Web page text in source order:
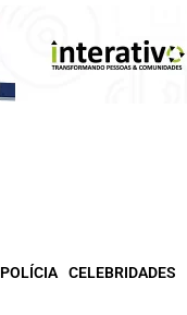
POLÍCIA CELEBRIDADES